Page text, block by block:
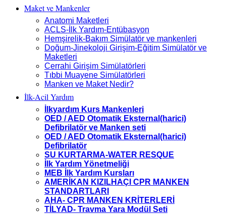
Maket ve Mankenler
Anatomi Maketleri
ACLS-İlk Yardım-Entübasyon
Hemşirelik-Bakım Simülatör ve mankenleri
Doğum-Jinekoloji Girişim-Eğitim Simülatör ve
Maketleri
Cerrahi Girişim Simülatörleri
Tıbbi Muayene Simülatörleri
Manken ve Maket Nedir?
İlk-Acil Yardım
İlkyardım Kurs Mankenleri
OED / AED Otomatik Eksternal(harici)
Defibrilatör ve Manken seti
OED / AED Otomatik Eksternal(harici)
Defibrilatör
SU KURTARMA-WATER RESQUE
İlk Yardım Yönetmeliği
MEB İlk Yardım Kursları
AMERİKAN KIZILHAÇI CPR MANKEN
STANDARTLARI
AHA- CPR MANKEN KRİTERLERİ
TİLYAD- Travma Yara Modül Seti